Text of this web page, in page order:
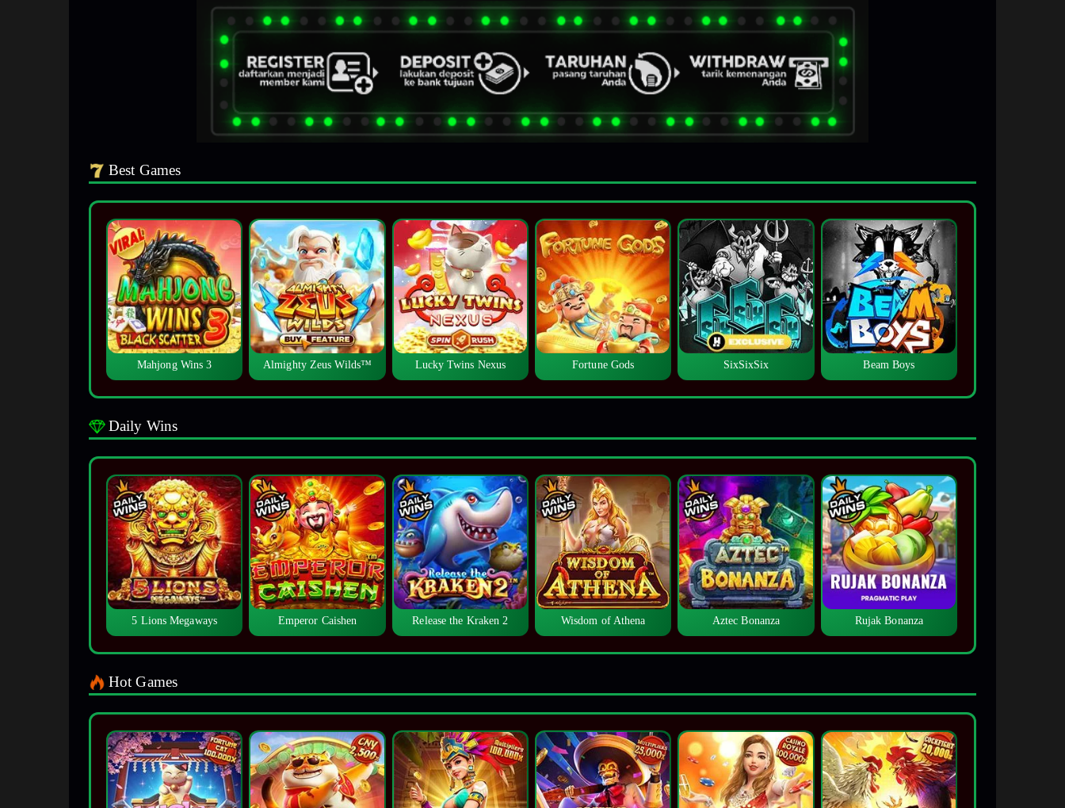
Best Games
Mahjong Wins 3 Almighty Zeus Wilds™ Lucky Twins Nexus Fortune Gods SixSixSix Beam Boys
Daily Wins
5 Lions Megaways Emperor Caishen Release the Kraken 2 Wisdom of Athena Aztec Bonanza Rujak Bonanza
Hot Games